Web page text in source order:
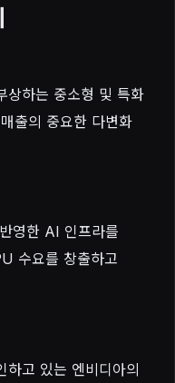
상하는 중소형 및 특화
출의 중요한 다변화
영한 AI 인프라를
수요를 창출하고
하고 있는 엔비디아의